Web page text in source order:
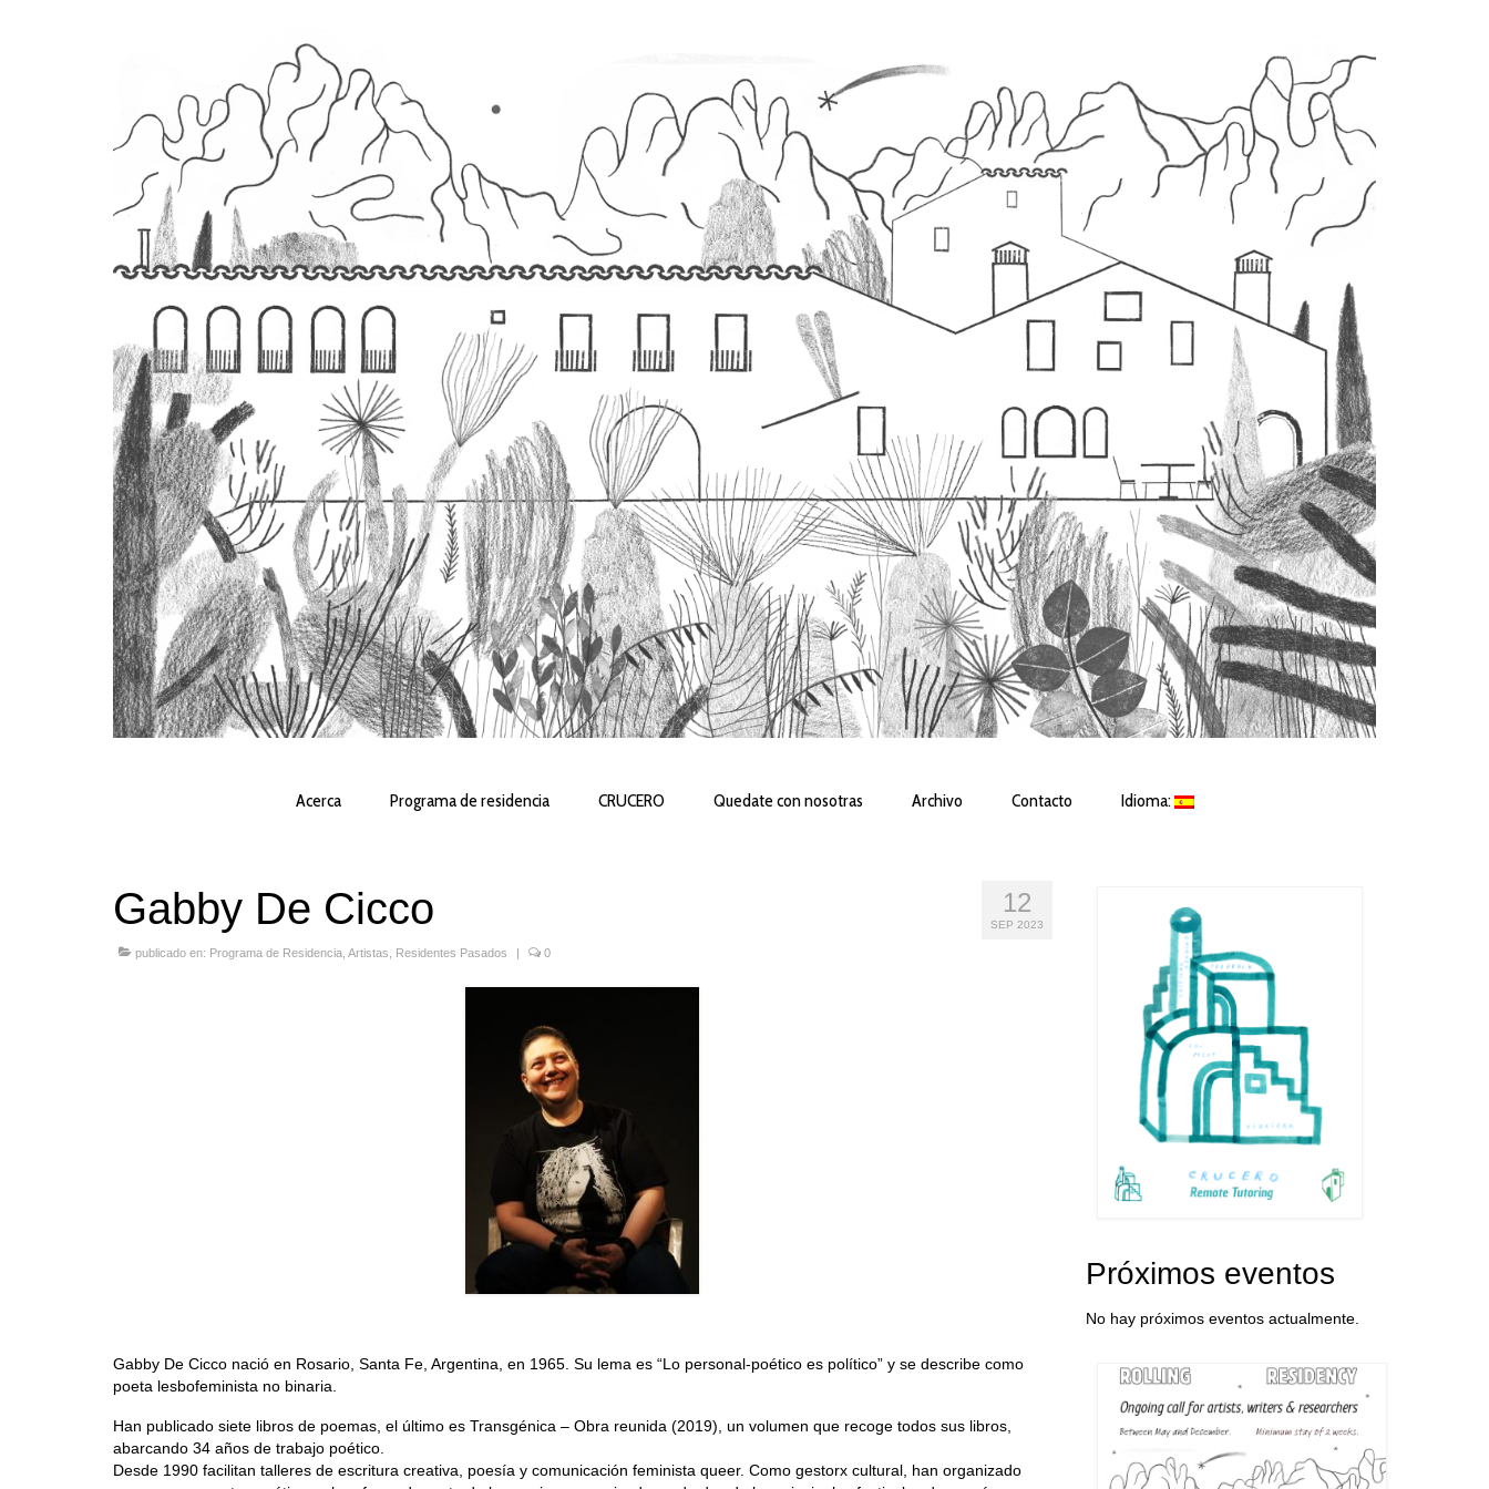
Acerca Programa de residencia CRUCERO Quedate con nosotras Archivo Contacto Idioma:
12
SEP 2023
Gabby De Cicco
publicado en: Programa de Residencia Artistas Residentes Pasados 0
Gabby De Cicco nació en Rosario, Santa Fe, Argentina, en 1965. Su lema es “Lo personal-poético es político” y se describe como
poeta lesbofeminista no binaria.
Han publicado siete libros de poemas, el último es Transgénica – Obra reunida (2019), un volumen que recoge todos sus libros,
abarcando 34 años de trabajo poético.
Desde 1990 facilitan talleres de escritura creativa, poesía y comunicación feminista queer. Como gestorx cultural, han organizado
Próximos eventos
No hay próximos eventos actualmente.